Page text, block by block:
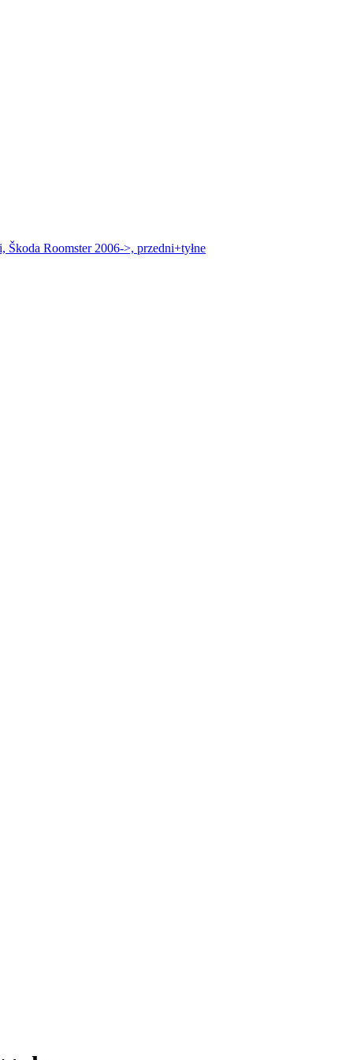
Roomster 2006->, przedni+tyłne